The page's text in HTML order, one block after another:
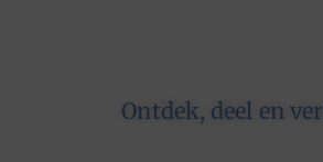
Ontdek, deel en